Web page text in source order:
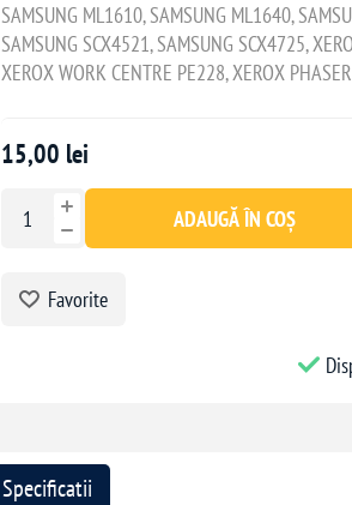
SAMSUNG ML1610, SAMSUNG ML1640,
SAMSUNG SCX4521, SAMSUNG SCX4725,
XEROX WORK CENTRE PE228, XEROX
15,00 lei
ADAUGĂ ÎN COȘ
Favorite
Specificatii